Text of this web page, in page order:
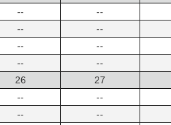
--
--
--
--
--
--
--
--
26
--
--
27
--
--